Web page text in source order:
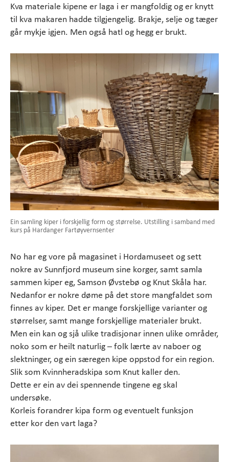
Kva materiale kipene er laga i er mangfoldig og er knytt
til kva makaren hadde tilgjengelig. Brakje, selje og tæger
går mykje igjen. Men også hatl og hegg er brukt.
Ein samling kiper i forskjellig form og størrelse. Utstilling i samband med
kurs på Hardanger Fartøyvernsenter
No har eg vore på magasinet i Hordamuseet og sett
nokre av Sunnfjord museum sine korger, samt samla
sammen kiper eg, Samson Øvstebø og Knut Skåla har.
Nedanfor er nokre døme på det store mangfaldet som
finnes av kiper. Det er mange forskjellige varianter og
størrelser, samt mange forskjellige materialer brukt.
Men ein kan og sjå ulike tradisjonar innen ulike områder,
noko som er heilt naturlig – folk lærte av naboer og
slektninger, og ein særegen kipe oppstod for ein region.
Slik som Kvinnheradskipa som Knut kaller den.
Dette er ein av dei spennende tingene eg skal
undersøke.
Korleis forandrer kipa form og eventuelt funksjon
etter kor den vart laga?